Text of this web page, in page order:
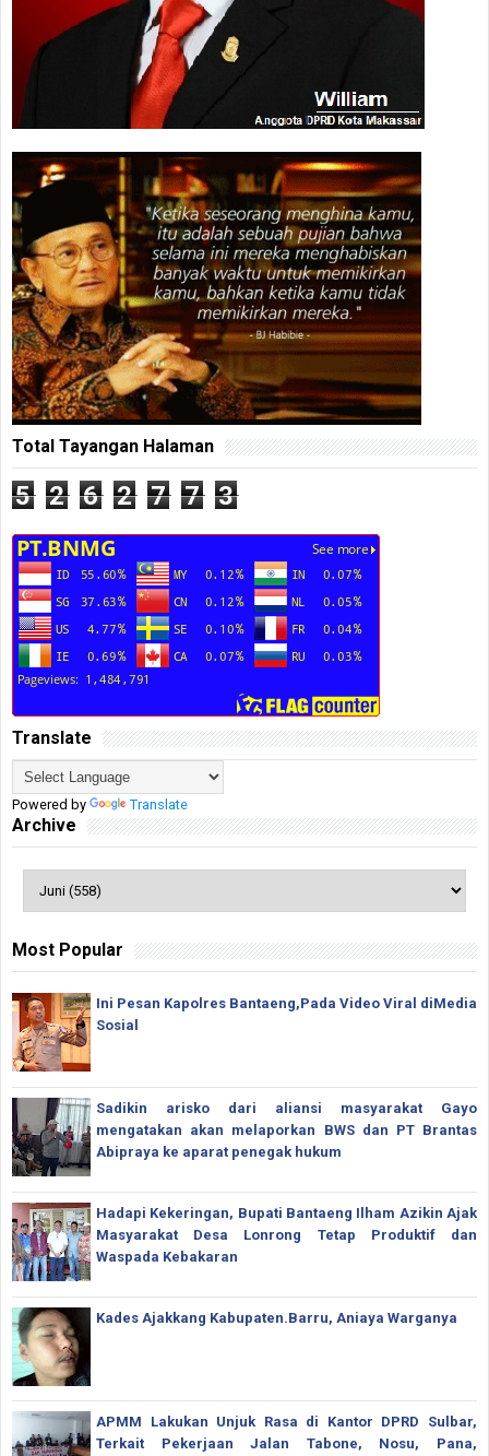
Total Tayangan Halaman
5 2 6 2 7 7 3
Translate
Powered by Translate
Archive
Most Popular
Ini Pesan Kapolres Bantaeng,Pada Video Viral diMedia
Sosial
Sadikin arisko dari aliansi masyarakat Gayo
mengatakan akan melaporkan BWS dan PT Brantas
Abipraya ke aparat penegak hukum
Hadapi Kekeringan, Bupati Bantaeng Ilham Azikin Ajak
Masyarakat Desa Lonrong Tetap Produktif dan
Waspada Kebakaran
Kades Ajakkang Kabupaten.Barru, Aniaya Warganya
APMM Lakukan Unjuk Rasa di Kantor DPRD Sulbar,
Terkait Pekerjaan Jalan Tabone, Nosu, Pana,